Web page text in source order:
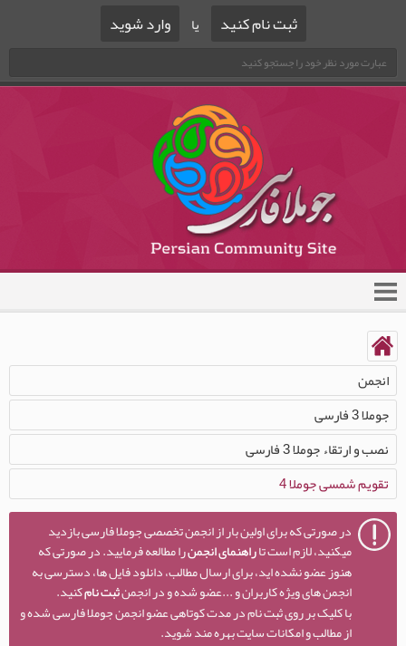
ثبت نام کنید یا وارد شوید
انجمن
جوملا 3 فارسی
نصب و ارتقاء جوملا 3 فارسی
تقویم شمسی جوملا 4
در صورتی که برای اولین بار از انجمن تخصصی جوملا فارسی بازدید
میکنید، لازم است تاراهنمای انجمنرا مطالعه فرمایید. در صورتی که
هنوز عضو نشده اید، برای ارسال مطالب، دانلود فایل ها، دسترسی به
انجمن های ویژه کاربران و ...عضو شده و در انجمنثبت نامکنید.
با کلیک بر روی ثبت نام در مدت کوتاهی عضو انجمن جوملا فارسی شده و
از مطالب و امکانات سایت بهره مند شوید.